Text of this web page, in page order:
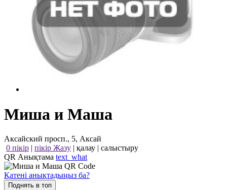
Миша и Маша
Аксайский просп., 5, Аксай
0 пікір | пікір Жазу | қалау | салыстыру
QR Анықтама text_what
Қатені анықтадыңыз ба?
Поднять в топ